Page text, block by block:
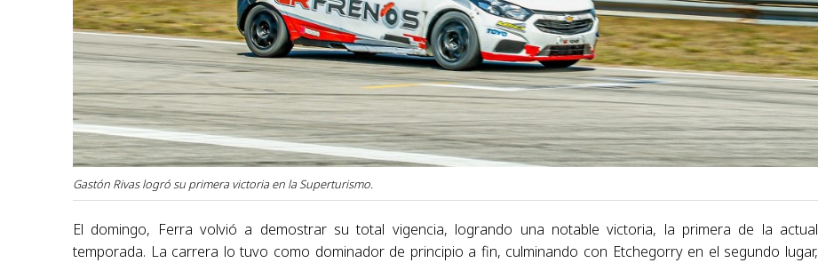
Gastón Rivas logró su primera victoria en la Superturismo.
El domingo, Ferra volvió a demostrar su total vigencia, logrando una notable victoria, la primera de la actual
temporada. La carrera lo tuvo como dominador de principio a fin, culminando con Etchegorry en el segundo lugar,